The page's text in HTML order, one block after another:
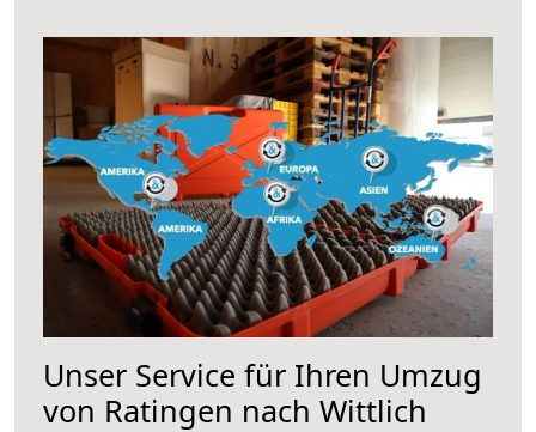
Unser Service für Ihren Umzug
von Ratingen nach Wittlich